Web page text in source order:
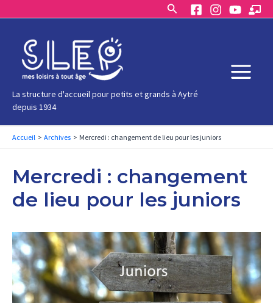
contenu
Rechercher
La structure d'accueil pour petits et grands à Aytré
depuis 1934
Main
Accueil Archives Mercredi : changement de lieu pour les juniors
Mercredi : changement
de lieu pour les juniors